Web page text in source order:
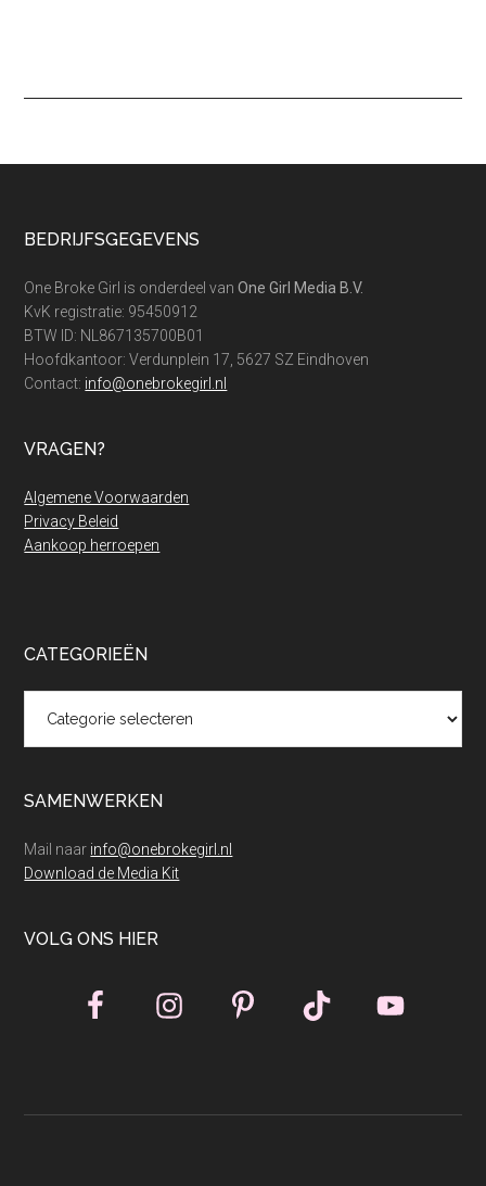
Footer
BEDRIJFSGEGEVENS
One Broke Girl is onderdeel vanOne Girl Media B.V.
KvK registratie: 95450912
BTW ID: NL867135700B01
Hoofdkantoor: Verdunplein 17, 5627 SZ Eindhoven
Contact: info@onebrokegirl.nl
VRAGEN?
Algemene Voorwaarden
Privacy Beleid
Aankoop herroepen
CATEGORIEËN
SAMENWERKEN
Mail naar info@onebrokegirl.nl
Download de Media Kit
VOLG ONS HIER